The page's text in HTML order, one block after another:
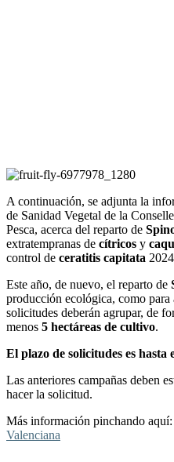
A continuación, se adjunta la
de Sanidad Vegetal de la
Pesca, acerca del reparto de
extratempranas de cítricos y
control de ceratitis capitata
Este año, de nuevo, el reparto de
producción ecológica, como
solicitudes deberán agrupar, de
menos 5 hectáreas de cultivo.
El plazo de solicitudes es hasta
Las anteriores campañas deben
hacer la solicitud.
Más información pinchando aquí:
Valenciana